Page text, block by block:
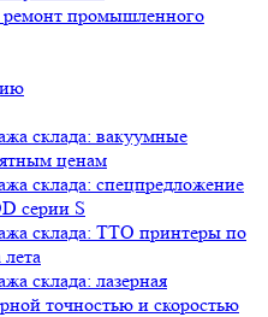
промышленного
склада: вакуумные
ценам
склада: спецпредложение
серии S
склада: ТТО принтеры по
склада: лазерная
точностью и скоростью